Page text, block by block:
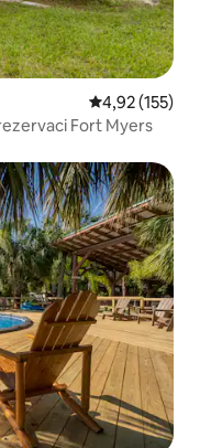
Průměrné
4,92 (155)
Fort Myers